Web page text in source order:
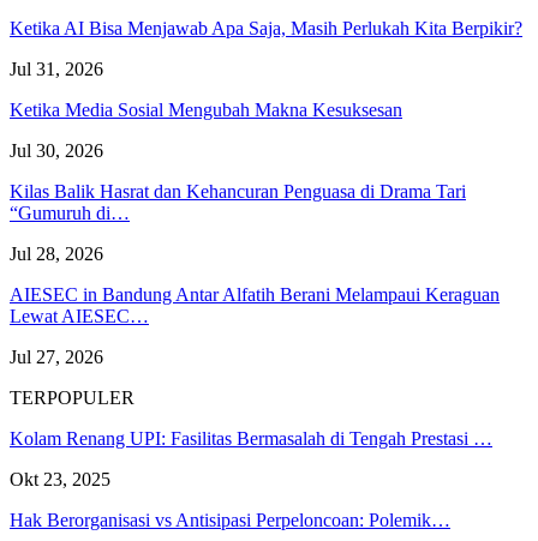
Ketika AI Bisa Menjawab Apa Saja, Masih Perlukah Kita Berpikir?
Jul 31, 2026
Ketika Media Sosial Mengubah Makna Kesuksesan
Jul 30, 2026
Kilas Balik Hasrat dan Kehancuran Penguasa di Drama Tari
“Gumuruh di…
Jul 28, 2026
AIESEC in Bandung Antar Alfatih Berani Melampaui Keraguan
Lewat AIESEC…
Jul 27, 2026
TERPOPULER
Kolam Renang UPI: Fasilitas Bermasalah di Tengah Prestasi …
Okt 23, 2025
Hak Berorganisasi vs Antisipasi Perpeloncoan: Polemik…